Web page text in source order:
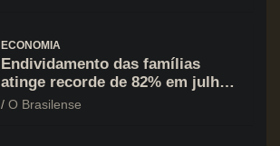
ECONOMIA
Endividamento das famílias
atinge recorde de 82% em julho;
cartão de crédito segue como
O Brasilense